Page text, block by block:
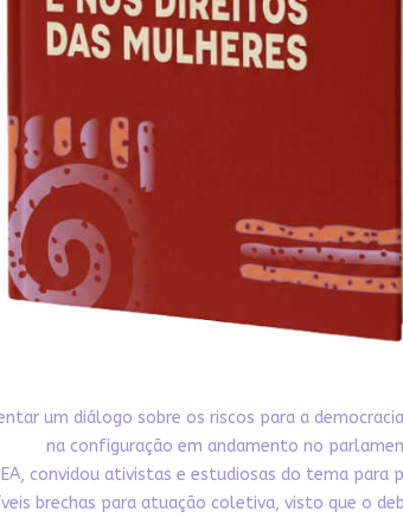
um diálogo sobre os riscos para a
na configuração em andamento no
convidou ativistas e estudiosas do tema para
brechas para atuação coletiva, visto que o